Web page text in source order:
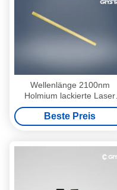
Wellenlänge 2100nm
Holmium lackierte Laser
Crystal Rod des Yttrium-
Aluminiumgranats-Ho YAG
Beste Preis